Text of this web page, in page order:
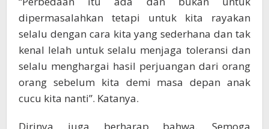
dipermasalahkan tetapi untuk kita rayakan
selalu dengan cara kita yang sederhana dan tak
kenal lelah untuk selalu menjaga toleransi dan
selalu menghargai hasil perjuangan dari orang
orang sebelum kita demi masa depan anak
cucu kita nanti”. Katanya.